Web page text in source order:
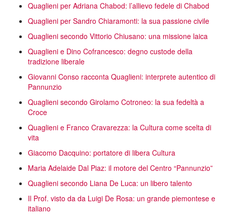
Quaglieni per Adriana Chabod: l’allievo fedele di Chabod
Quaglieni per Sandro Chiaramonti: la sua passione civile
Quaglieni secondo Vittorio Chiusano: una missione laica
Quaglieni e Dino Cofrancesco: degno custode della
tradizione liberale
Giovanni Conso racconta Quaglieni: interprete autentico di
Pannunzio
Quaglieni secondo Girolamo Cotroneo: la sua fedeltà a
Croce
Quaglieni e Franco Cravarezza: la Cultura come scelta di
vita
Giacomo Dacquino: portatore di libera Cultura
Maria Adelaide Dal Piaz: il motore del Centro “Pannunzio”
Quaglieni secondo Liana De Luca: un libero talento
Il Prof. visto da da Luigi De Rosa: un grande piemontese e
italiano